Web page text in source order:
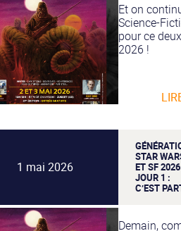
Et on
Science-
pour ce
2026 !
1 mai 2026
STAR
ET SF 2026
JOUR 1 :
C’EST
Demain,